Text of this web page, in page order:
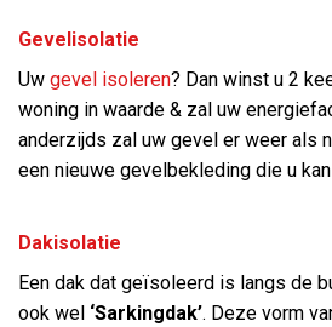
Gevelisolatie
Uw gevel isoleren? Dan winst u 2
woning in waarde & zal uw
anderzijds zal uw gevel er weer als
een nieuwe gevelbekleding die u
Dakisolatie
Een dak dat geïsoleerd is langs de
ook wel ‘Sarkingdak’. Deze vorm